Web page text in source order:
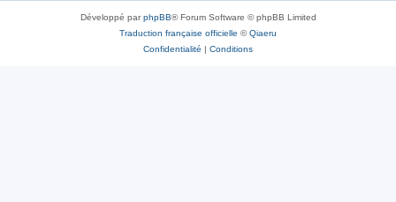
Développé parphpBB® Forum Software © phpBB Limited
Traduction française officielle ©Qiaeru
Confidentialité | Conditions